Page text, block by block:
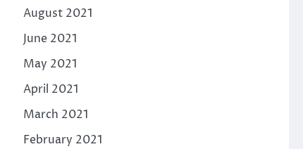
August 2021
June 2021
May 2021
April 2021
March 2021
February 2021